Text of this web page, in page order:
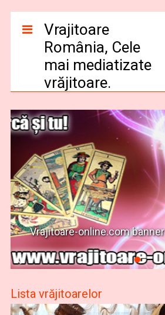
Vrajitoare
România, Cele
mai mediatizate
vrăjitoare.
Vrajitoare-online.com banner
Lista vrăjitoarelor